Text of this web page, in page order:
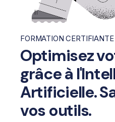
FORMATION
Optimisez
grâce à
Artificielle.
vos outils.